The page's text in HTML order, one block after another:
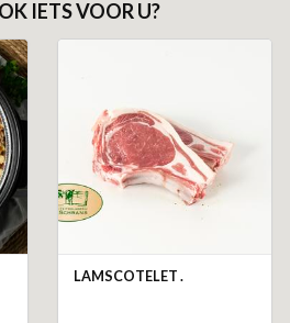
IETS VOOR U?
LAMSCOTELET .